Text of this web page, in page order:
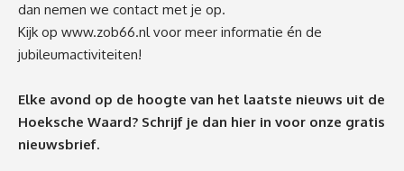
dan nemen we contact met je op.
Kijk op www.zob66.nlvoor meer informatie én de
jubileumactiviteiten!
Elke avond op de hoogte van het laatste nieuws uit de
Hoeksche Waard? Schrijf je dan hier in voor onze gratis
nieuwsbrief.